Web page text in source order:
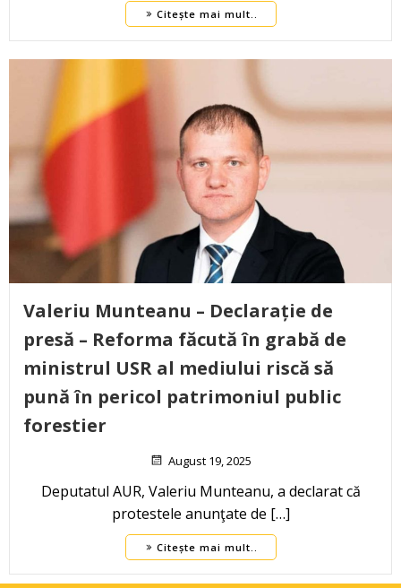
Citește mai mult..
Valeriu Munteanu – Declarație de
presă – Reforma făcută în grabă de
ministrul USR al mediului riscă să
pună în pericol patrimoniul public
forestier
August 19, 2025
Deputatul AUR, Valeriu Munteanu, a declarat că
protestele anunţate de […]
Citește mai mult..